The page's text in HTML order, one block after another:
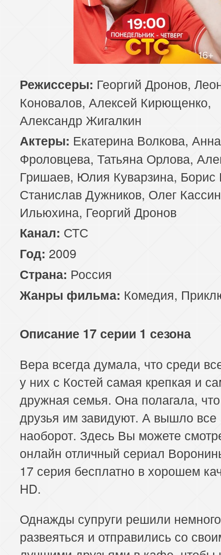
Режиссеры: Георгий Дронов,
Коновалов, Алексей Кирющенко,
Александр Жигалкин
Актеры: Екатерина Волкова, Анна
Фроловцева, Татьяна Орлова,
Гришаев, Юлия Куварзина,
Станислав Дужников, Олег
Ильюхина, Георгий Дронов
Канал: СТС
Год: 2009
Страна: Россия
Жанры фильма: Комедия,
Описание 17 серии 1 сезона
Вера всегда думала, что среди
у них с Костей самая крепкая и
дружная семья. Она полагала,
друзья им завидуют. А вышло все
наоборот. Здесь Вы можете
онлайн отличный сериал
17 серия бесплатно в хорошем
HD.
Однажды супруги решили немного
развеяться и отправились со